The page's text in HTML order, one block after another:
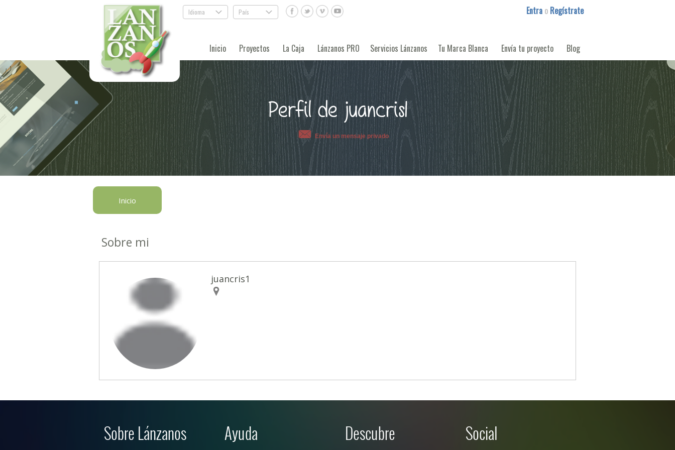
Idioma . País . Entra o Regístrate
Inicio Proyectos La Caja Lánzanos PRO Servicios Lánzanos Tu Marca Blanca Envía tu proyecto Blog
Perfil de juancris1
Envía un mensaje privado
Inicio
Sobre mi
juancris1
Sobre Lánzanos Ayuda Descubre Social